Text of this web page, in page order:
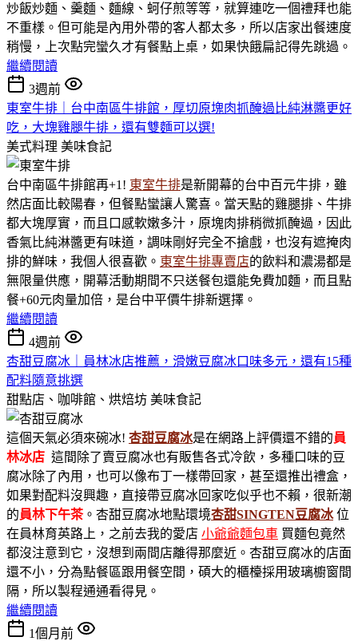
炒飯炒麵、羹麵、麵線、蚵仔煎等等，就算連吃一個禮拜也能
不重樣。但可能是內用外帶的客人都太多，所以店家出餐速度
稍慢，上次點完蠻久才有餐點上桌，如果快餓扁記得先跳過。
繼續閱讀
3週前
東室牛排｜台中南區牛排館，厚切原塊肉抓醃過比純淋醬更好
吃，大塊雞腿牛排，還有雙麵可以選!
美式料理 美味食記
台中南區牛排館再+1! 東室牛排是新開幕的台中百元牛排，雖
然店面比較陽春，但餐點蠻讓人驚喜。當天點的雞腿排、牛排
都大塊厚實，而且口感軟嫩多汁，原塊肉排稍微抓醃過，因此
香氣比純淋醬更有味道，調味剛好完全不搶戲，也沒有遮掩肉
排的鮮味，我個人很喜歡。 東室牛排專賣店的飲料和濃湯都是
無限量供應，開幕活動期間不只送餐包還能免費加麵，而且點
餐+60元肉量加倍，是台中平價牛排新選擇。
繼續閱讀
4週前
杏甜豆腐冰｜員林冰店推薦，滑嫩豆腐冰口味多元，還有15種
配料隨意挑選
甜點店、咖啡館、烘焙坊 美味食記
這個天氣必須來碗冰! 杏甜豆腐冰是在網路上評價還不錯的員
林冰店 這間除了賣豆腐冰也有販售各式冷飲，多種口味的豆
腐冰除了內用，也可以像布丁一樣帶回家，甚至還推出禮盒，
如果對配料沒興趣，直接帶豆腐冰回家吃似乎也不賴，很新潮
的員林下午茶。杏甜豆腐冰地點環境杏甜SINGTEN豆腐冰 位
在員林育英路上，之前去我的愛店 小爺爺麵包車 買麵包竟然
都沒注意到它，沒想到兩間店離得那麼近。杏甜豆腐冰的店面
還不小，分為點餐區跟用餐空間，碩大的櫃檯採用玻璃櫥窗間
隔，所以製程通通看得見。
繼續閱讀
1個月前